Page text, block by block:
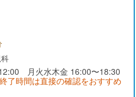
月火水木金 16:00〜18:30
了時間は直接の確認をおすすめ